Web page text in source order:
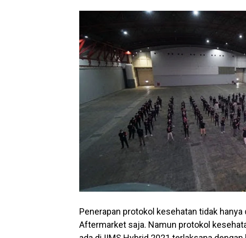
Penerapan protokol kesehatan tidak hanya
Aftermarket saja. Namun protokol